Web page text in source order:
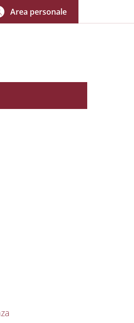
CURRENT LANGUAGE
Area personale